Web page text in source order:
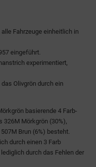
Fahrzeuge einheitlich in
eingeführt.
experimentiert,
Olivgrön durch ein
basierende 4 Farb-
326M Mörkgrön (30%),
Brun (6%) besteht.
durch einen 3 Farb
durch das Fehlen der